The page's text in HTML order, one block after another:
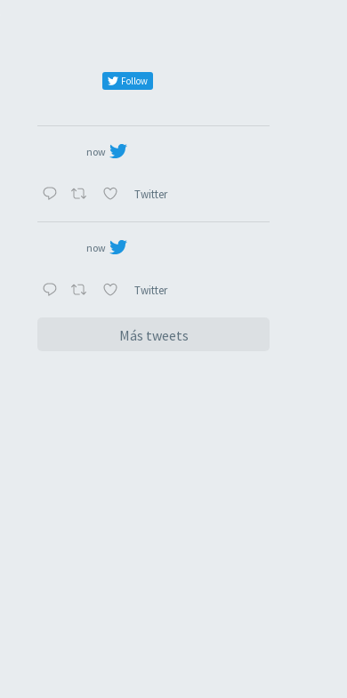
Follow
now
Twitter
now
Twitter
Más tweets